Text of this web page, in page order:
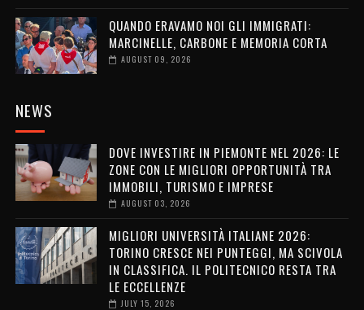
QUANDO ERAVAMO NOI GLI IMMIGRATI:
MARCINELLE, CARBONE E MEMORIA CORTA
AUGUST 09, 2026
NEWS
DOVE INVESTIRE IN PIEMONTE NEL 2026: LE
ZONE CON LE MIGLIORI OPPORTUNITÀ TRA
IMMOBILI, TURISMO E IMPRESE
AUGUST 03, 2026
MIGLIORI UNIVERSITÀ ITALIANE 2026:
TORINO CRESCE NEI PUNTEGGI, MA SCIVOLA
IN CLASSIFICA. IL POLITECNICO RESTA TRA
LE ECCELLENZE
JULY 15, 2026